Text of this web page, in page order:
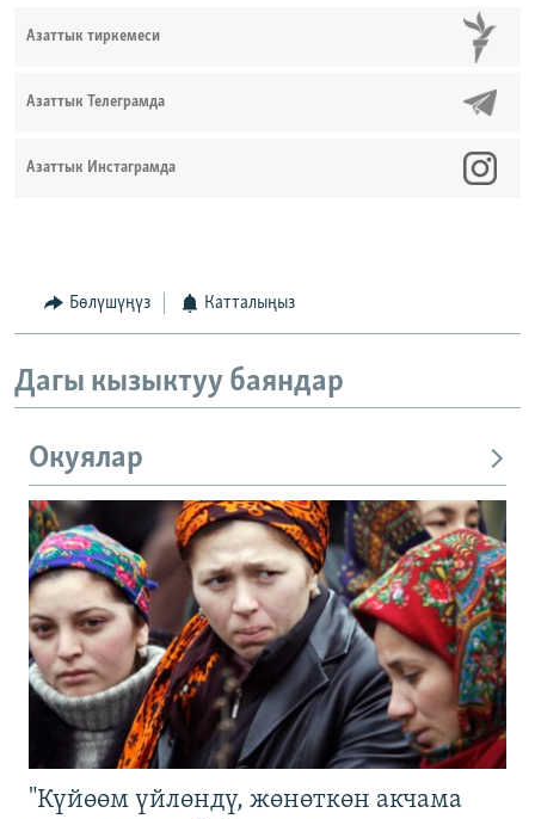
Азаттык тиркемеси
Азаттык Телеграмда
Азаттык Инстаграмда
Бөлүшүңүз Катталыңыз
Дагы кызыктуу баяндар
Окуялар
"Күйөөм үйлөндү, жөнөткөн акчама